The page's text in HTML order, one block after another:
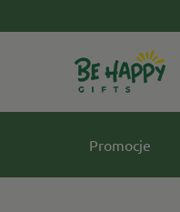
Promocje